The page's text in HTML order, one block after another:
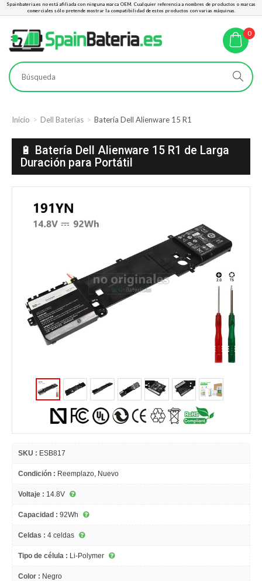
Spainbateria.es no está afiliada con ninguna marca OEM. Cualquier referencia a nombres de productos o marcas
comerciales sólo pretende mostrar la compatibilidad de estos productos con varias máquinas.
0
Inicio Dell Baterías Batería Dell Alienware 15 R1
🔋 Batería Dell Alienware 15 R1 de Larga
Duración para Portátil
SKU : ESB817
Condición : Reemplazo, Nuevo
Voltaje : 14.8V
Capacidad : 92Wh
Celdas : 4 celdas
Tipo de célula : Li-Polymer
Color : Negro